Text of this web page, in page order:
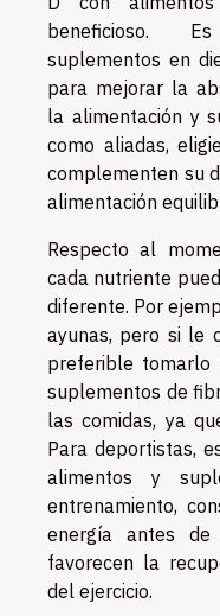
beneficioso.
suplementos en
para mejorar la
la alimentación y
como aliadas,
complementen su
alimentación
Respecto al
cada nutriente
diferente. Por
ayunas, pero si le
preferible tomarlo
suplementos de
las comidas, ya
Para deportistas,
alimentos y
entrenamiento,
energía antes
favorecen la
del ejercicio.